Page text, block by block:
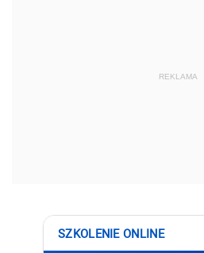
REKLAMA
SZKOLENIE ONLINE